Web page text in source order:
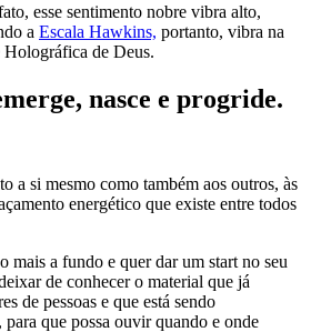
esse sentimento nobre vibra alto,
a Escala Hawkins, portanto, vibra na
Holográfica de Deus.
nasce e progride.
a si mesmo como também aos outros, às
energético que existe entre todos
mais a fundo e quer dar um start no seu
de conhecer o material que já
de pessoas e que está sendo
que possa ouvir quando e onde